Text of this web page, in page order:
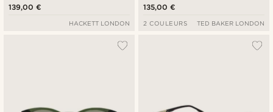
139,00 €
HACKETT LONDON
135,00 €
2 COULEURS TED BAKER LONDON